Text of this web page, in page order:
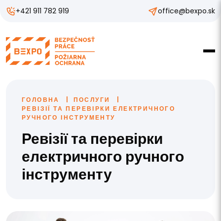
+421 911 782 919 office@bexpo.sk
ГОЛОВНА
ПОСЛУГИ
РЕВІЗІЇ ТА ПЕРЕВІРКИ ЕЛЕКТРИЧНОГО
РУЧНОГО ІНСТРУМЕНТУ
Ревізії та перевірки
електричного ручного
інструменту